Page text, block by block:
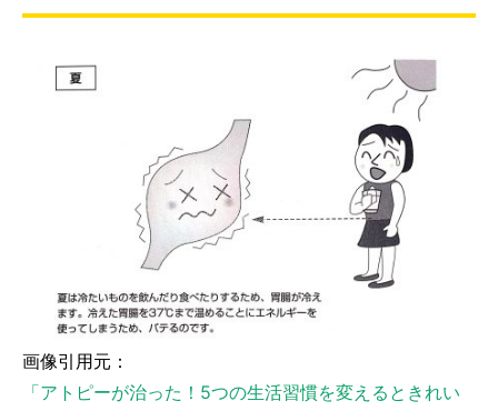
画像引用元：
「アトピーが治った！5つの生活習慣を変えるときれい